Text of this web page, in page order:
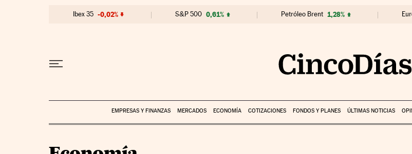
Ibex 35 -0,02% S&P 500 0,61% Petróleo Brent 1,28%
EMPRESAS Y FINANZAS MERCADOS ECONOMÍA COTIZACIONES FONDOS Y PLANES ÚLTIMAS NOTICIAS